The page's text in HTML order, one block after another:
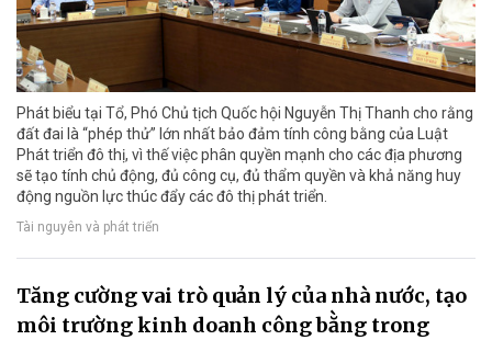
Phát biểu tại Tổ, Phó Chủ tịch Quốc hội Nguyễn Thị Thanh cho rằng
đất đai là “phép thử” lớn nhất bảo đảm tính công bằng của Luật
Phát triển đô thị, vì thế việc phân quyền mạnh cho các địa phương
sẽ tạo tính chủ động, đủ công cụ, đủ thẩm quyền và khả năng huy
động nguồn lực thúc đẩy các đô thị phát triển.
Tài nguyên và phát triển
Tăng cường vai trò quản lý của nhà nước, tạo
môi trường kinh doanh công bằng trong